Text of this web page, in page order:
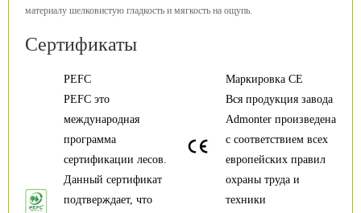
материалу шелковистую гладкость и мягкость на ощупь.
Сертификаты
Маркировка CE
Вся продукция завода
Admonter произведена
с соответствием всех
европейских правил
охраны труда и
техники
PEFC
PEFC это
международная
программа
сертификации лесов.
Данный сертификат
подтверждает, что